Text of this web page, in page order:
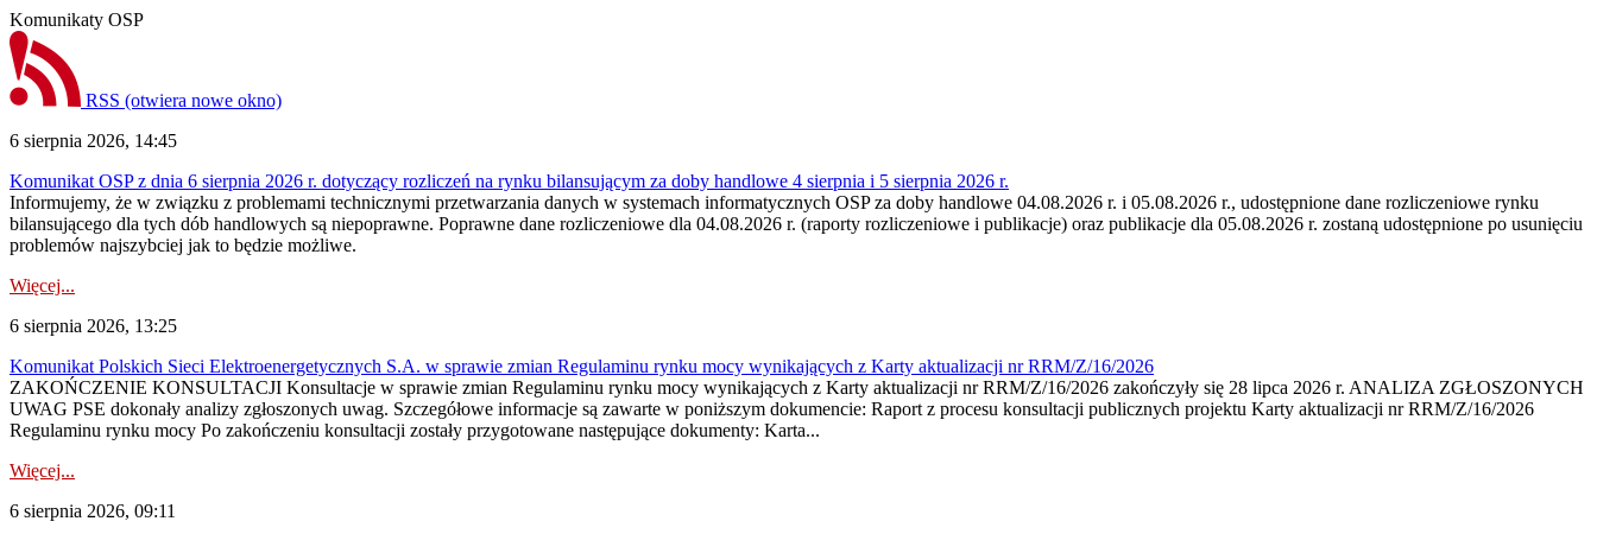
Komunikaty OSP
RSS (otwiera nowe okno)
6 sierpnia 2026, 14:45
Komunikat OSP z dnia 6 sierpnia 2026 r. dotyczący rozliczeń na rynku bilansującym za doby handlowe 4 sierpnia i 5 sierpnia 2026 r.
Informujemy, że w związku z problemami technicznymi przetwarzania danych w systemach informatycznych OSP za doby handlowe 04.08.2026 r. i 05.08.2026 r., udostępnione dane rozliczeniowe rynku
bilansującego dla tych dób handlowych są niepoprawne. Poprawne dane rozliczeniowe dla 04.08.2026 r. (raporty rozliczeniowe i publikacje) oraz publikacje dla 05.08.2026 r. zostaną udostępnione po usunięciu
problemów najszybciej jak to będzie możliwe.
Więcej...
6 sierpnia 2026, 13:25
Komunikat Polskich Sieci Elektroenergetycznych S.A. w sprawie zmian Regulaminu rynku mocy wynikających z Karty aktualizacji nr RRM/Z/16/2026
ZAKOŃCZENIE KONSULTACJI Konsultacje w sprawie zmian Regulaminu rynku mocy wynikających z Karty aktualizacji nr RRM/Z/16/2026 zakończyły się 28 lipca 2026 r. ANALIZA ZGŁOSZONYCH
UWAG PSE dokonały analizy zgłoszonych uwag. Szczegółowe informacje są zawarte w poniższym dokumencie: Raport z procesu konsultacji publicznych projektu Karty aktualizacji nr RRM/Z/16/2026
Regulaminu rynku mocy Po zakończeniu konsultacji zostały przygotowane następujące dokumenty: Karta...
Więcej...
6 sierpnia 2026, 09:11